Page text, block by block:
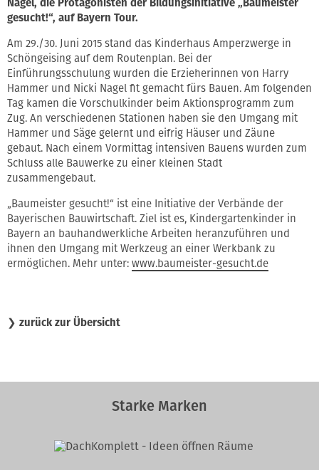
Nagel, die Protagonisten der Bildungsinitiative „Baumeister
gesucht!“, auf Bayern Tour.
Am 29./30. Juni 2015 stand das Kinderhaus Amperzwerge in
Schöngeising auf dem Routenplan. Bei der
Einführungsschulung wurden die Erzieherinnen von Harry
Hammer und Nicki Nagel fit gemacht fürs Bauen. Am folgenden
Tag kamen die Vorschulkinder beim Aktionsprogramm zum
Zug. An verschiedenen Stationen haben sie den Umgang mit
Hammer und Säge gelernt und eifrig Häuser und Zäune
gebaut. Nach einem Vormittag intensiven Bauens wurden zum
Schluss alle Bauwerke zu einer kleinen Stadt
zusammengebaut.
„Baumeister gesucht!“ ist eine Initiative der Verbände der
Bayerischen Bauwirtschaft. Ziel ist es, Kindergartenkinder in
Bayern an bauhandwerkliche Arbeiten heranzuführen und
ihnen den Umgang mit Werkzeug an einer Werkbank zu
ermöglichen. Mehr unter: www.baumeister-gesucht.de
❯ zurück zur Übersicht
Starke Marken